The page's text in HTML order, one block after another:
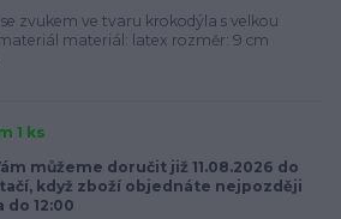
zvukem ve tvaru krokodýla s velkou
materiál: latex rozměr: 9 cm
1 ks
můžeme doručit již 11.08.2026 do
když zboží objednáte nejpozději
do 12:00